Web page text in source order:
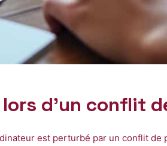
d’un conflit
est perturbé par un conflit